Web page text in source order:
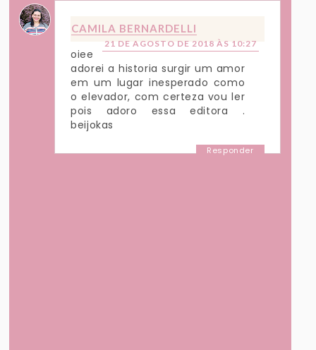
CAMILA BERNARDELLI
21 DE AGOSTO DE 2018 ÀS 10:27
oiee
adorei a historia surgir um amor
em um lugar inesperado como
o elevador, com certeza vou ler
pois adoro essa editora .
beijokas
Responder